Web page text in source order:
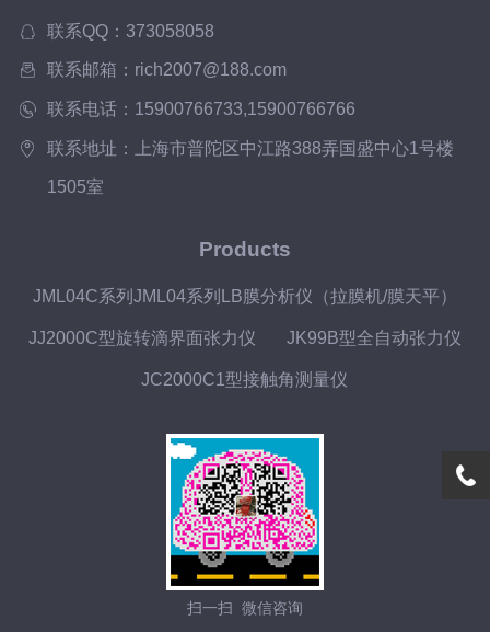
联系QQ：373058058
联系邮箱：rich2007@188.com
联系电话：15900766733,15900766766
联系地址：上海市普陀区中江路388弄国盛中心1号楼
1505室
Products
JML04C系列JML04系列LB膜分析仪（拉膜机/膜天平）
JJ2000C型旋转滴界面张力仪 JK99B型全自动张力仪
JC2000C1型接触角测量仪
扫一扫 微信咨询